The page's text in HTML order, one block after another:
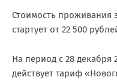
Стоимость проживания
стартует от 22 500
На период с 28 декабря
действует тариф